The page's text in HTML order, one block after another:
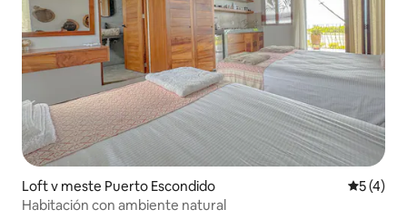
Loft v meste Puerto Escondido
5 (4)
Habitación con ambiente natural